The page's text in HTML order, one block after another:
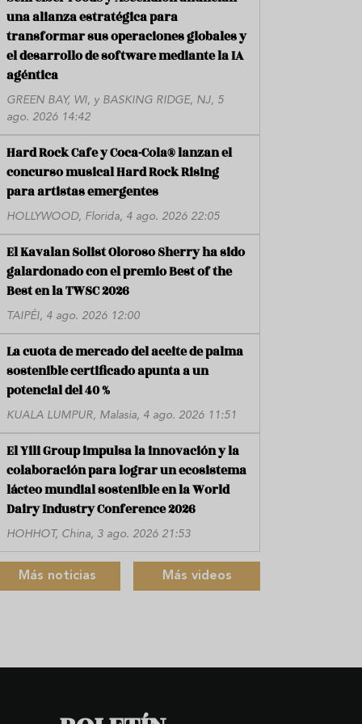
una alianza estratégica para
transformar sus operaciones globales y
el desarrollo de software mediante la IA
agéntica
GREEN BAY, WI, y BASKING RIDGE, NJ, 5
ago. 2026 14:42
Hard Rock Cafe y Coca-Cola® lanzan el
concurso musical Hard Rock Rising
para artistas emergentes
HOLLYWOOD, Florida, 4 ago. 2026 22:05
El Kavalan Solist Oloroso Sherry ha sido
galardonado con el premio Best of the
Best en la TWSC 2026
TAIPÉI, 4 ago. 2026 12:00
La cuota de mercado del aceite de palma
sostenible certificado apunta a un
potencial del 40 %
KUALA LUMPUR, Malasia, 4 ago. 2026 11:51
El Yili Group impulsa la innovación y la
colaboración para lograr un ecosistema
lácteo mundial sostenible en la World
Dairy Industry Conference 2026
HOHHOT, China, 3 ago. 2026 21:53
Más noticias Más videos